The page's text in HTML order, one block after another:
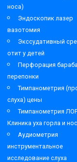
носа)
Эндоскопик лазер
вазотомия
Экссудативный
отит у детей
Перфорация
перепонки
Тимпанометрия
слуха) цены
Тимпанометрия
Клиника уха горла и
Аудиометрия
инструментальное
исследование слуха